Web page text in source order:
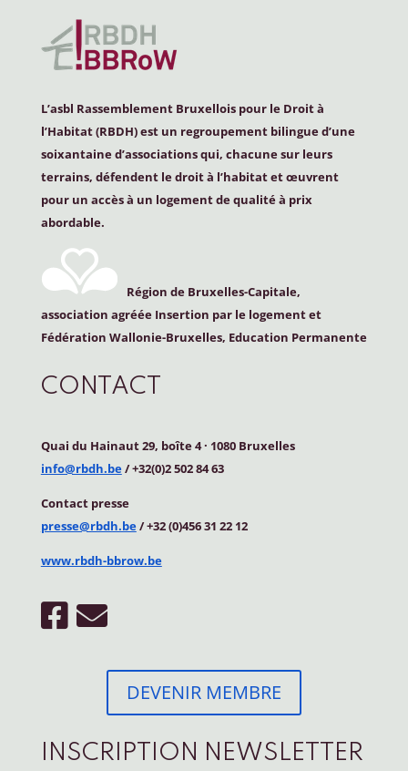
L’asbl Rassemblement Bruxellois pour le Droit à
l’Habitat (RBDH) est un regroupement bilingue d’une
soixantaine d’associations qui, chacune sur leurs
terrains, défendent le droit à l’habitat et œuvrent
pour un accès à un logement de qualité à prix
abordable.
Région de Bruxelles-Capitale,
association agréée Insertion par le logement et
Fédération Wallonie-Bruxelles, Education Permanente
CONTACT
Quai du Hainaut 29, boîte 4· 1080 Bruxelles
info@rbdh.be/ +32(0)2 502 84 63
Contact presse
presse@rbdh.be/ +32 (0)456 31 22 12
www.rbdh-bbrow.be
DEVENIR MEMBRE
INSCRIPTION NEWSLETTER